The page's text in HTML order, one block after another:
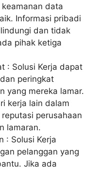
data
Informasi pribadi
dan tidak
pihak ketiga
: Solusi Kerja dapat
peringkat
yang mereka lamar.
kerja lain dalam
perusahaan
lamaran.
: Solusi Kerja
pelanggan yang
Jika ada